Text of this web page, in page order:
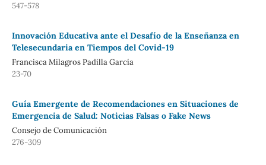
547-578
Innovación Educativa ante el Desafío de la Enseñanza en
Telesecundaria en Tiempos del Covid-19
Francisca Milagros Padilla García
23-70
Guía Emergente de Recomendaciones en Situaciones de
Emergencia de Salud: Noticias Falsas o Fake News
Consejo de Comunicación
276-309